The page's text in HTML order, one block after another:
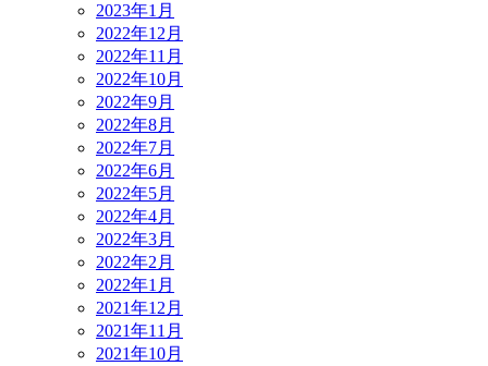
2023年1月
2022年12月
2022年11月
2022年10月
2022年9月
2022年8月
2022年7月
2022年6月
2022年5月
2022年4月
2022年3月
2022年2月
2022年1月
2021年12月
2021年11月
2021年10月